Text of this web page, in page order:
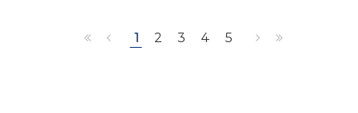
1 2 3 4 5